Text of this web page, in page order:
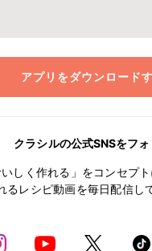
アプリをダウンロード
クラシルの公式SNSをフ
いしく作れる」をコンセプ
るレシピ動画を毎日配信し